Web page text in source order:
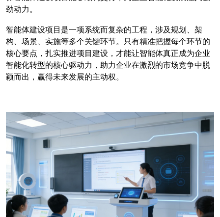
劲动力。
智能体建设项目是一项系统而复杂的工程，涉及规划、架
构、场景、实施等多个关键环节。只有精准把握每个环节的
核心要点，扎实推进项目建设，才能让智能体真正成为企业
智能化转型的核心驱动力，助力企业在激烈的市场竞争中脱
颖而出，赢得未来发展的主动权。